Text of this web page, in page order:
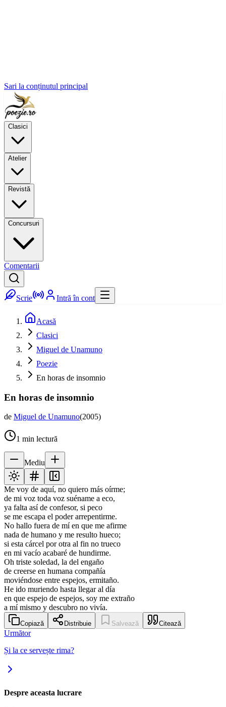
Sari la conținutul principal
Clasici
Atelier
Revistă
Concursuri
Comentarii
Scrie Intră în cont
Acasă
Clasici
Miguel de Unamuno
Poezie
En horas de insomnio
En horas de insomnio
de Miguel de Unamuno(2005)
1 min lectură
Mediu
Me voy de aquí, no quiero más oírme;
de mi voz toda voz suéname a eco,
ya falta así de confesor, si peco
se me escapa el poder arrepentirme.
No hallo fuera de mí en que me afirme
nada de humano y me resulto hueco;
si esta cárcel por otra al fin no trueco
en mi vacío acabaré de hundirme.
Oh triste soledad, la del engaño
de creerse en humana compañía
moviéndose entre espejos, ermitaño.
He ido muriendo hasta llegar al día
en que espejo de espejos, soy me extraño
a mí mismo y descubro no vivía.
Copiază Distribuie Salvează Citează
Următor
Și la ce servește rima?
Despre aceasta lucrare